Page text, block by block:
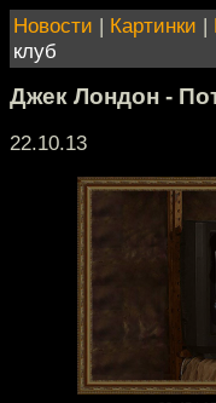
Новости | Картинки |
клуб
Джек Лондон -
22.10.13